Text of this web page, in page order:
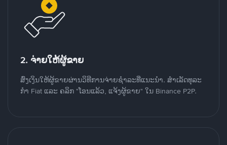
2. ຈ່າຍໃຫ້ຜູ້ຂາຍ
ສົ່ງເງິນໃຫ້ຜູ້ຂາຍຜ່ານວິທີການຈ່າຍຊຳລະທີ່ແນະນໍາ. ສໍາເລັດທຸລະ
ກໍາ Fiat ແລະ ຄລິກ "ໂອນແລ້ວ, ແຈ້ງຜູ້ຂາຍ" ໃນ Binance P2P.